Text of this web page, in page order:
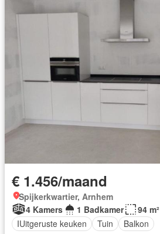
€ 1.456/maand
Spijkerkwartier, Arnhem
4 Kamers
1 Badkamer
94 m²
IUitgeruste keuken
Tuin Balkon